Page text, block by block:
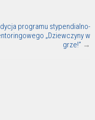
programu stypendialno-
„Dziewczyny w
grze!” →